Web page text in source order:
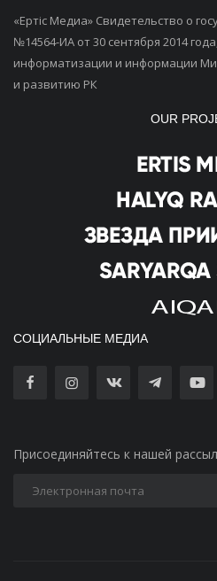
«Ертiс Медиа» Свидетельство о
№14564-ИА от 30 сентября 2014
информатизации и информации
и развитию РК
OUR
СОЦИАЛЬНЫЕ МЕДИА
Присоединяйтесь к нашей